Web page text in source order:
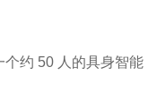
约 50 人的具身智能